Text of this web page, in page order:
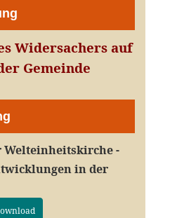
Widersachers auf
Gemeinde
Welteinheitskirche -
in der